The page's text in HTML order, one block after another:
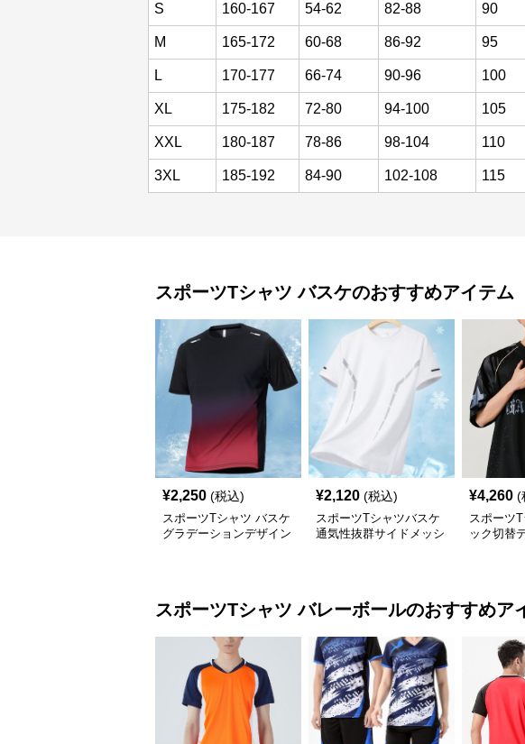
S 160-167 54-62 82-88 90
M 165-172 60-68 86-92 95
L 170-177 66-74 90-96 100
XL 175-182 72-80 94-100 105
XXL 180-187 78-86 98-104 110
3XL 185-192 84-90 102-108 115
スポーツTシャツ バスケのおすすめアイテム
¥2,250 (税込)
スポーツTシャツ バスケ
グラデーションデザイン
¥2,120 (税込)
スポーツTシャツバスケ
通気性抜群サイドメッシ
¥4,260 (
スポーツ
ック切替
スポーツTシャツ バレーボールのおすすめア